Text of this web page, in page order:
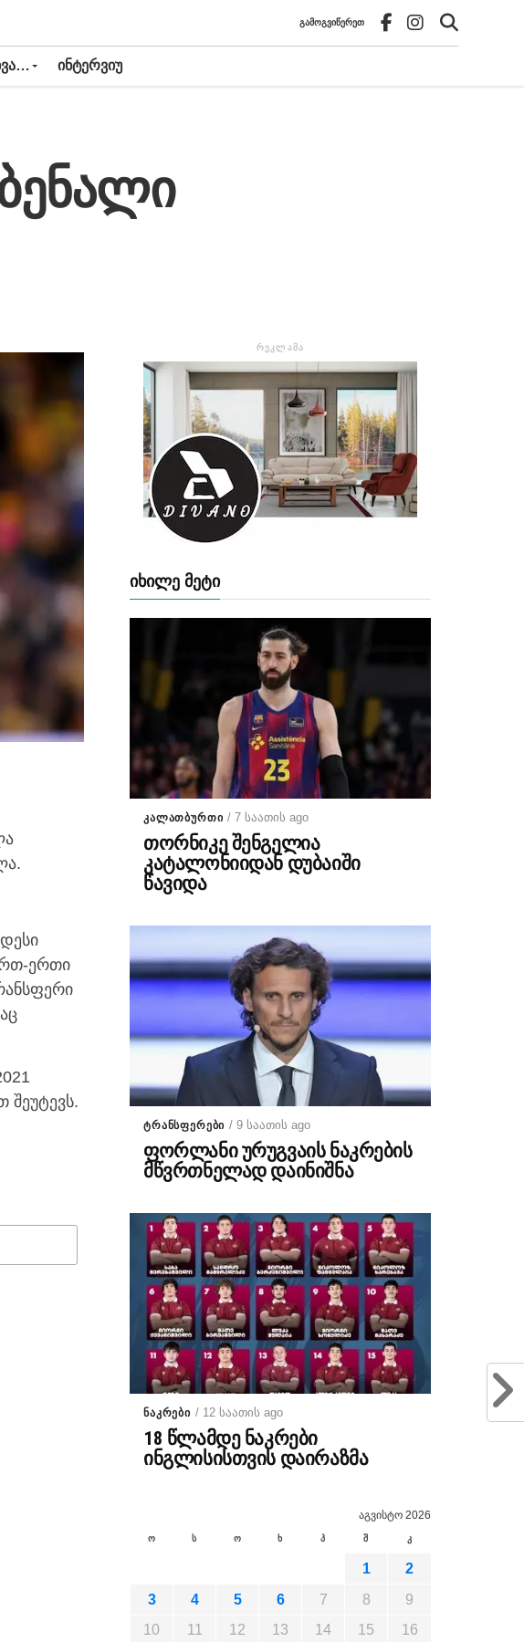
ᲒᲐᲛᲝᲒᲕᲘᲬᲔᲠᲔᲗ
ᲘᲜᲢᲔᲠᲕᲘᲣ
ერთი
შეუტევს.
ᲠᲔᲙᲚᲐᲛᲐ
ᲘᲮᲘᲚᲔ ᲛᲔᲢᲘ
ᲙᲐᲚᲐᲗᲑᲣᲠᲗᲘ / 7 საათის ago
თორნიკე შენგელია
კატალონიიდან დუბაიში
წავიდა
ᲢᲠᲐᲜᲡᲤᲔᲠᲔᲑᲘ / 9 საათის ago
ფორლანი ურუგვაის ნაკრების
მწვრთნელად დაინიშნა
ᲜᲐᲙᲠᲔᲑᲘ / 12 საათის ago
18 წლამდე ნაკრები
ინგლისისთვის დაირაზმა
აგვისტო 2026
ო ს ო ხ პ შ კ
1
2
3
4 5 6 7 8
9
10
11 12 13 14 15
16